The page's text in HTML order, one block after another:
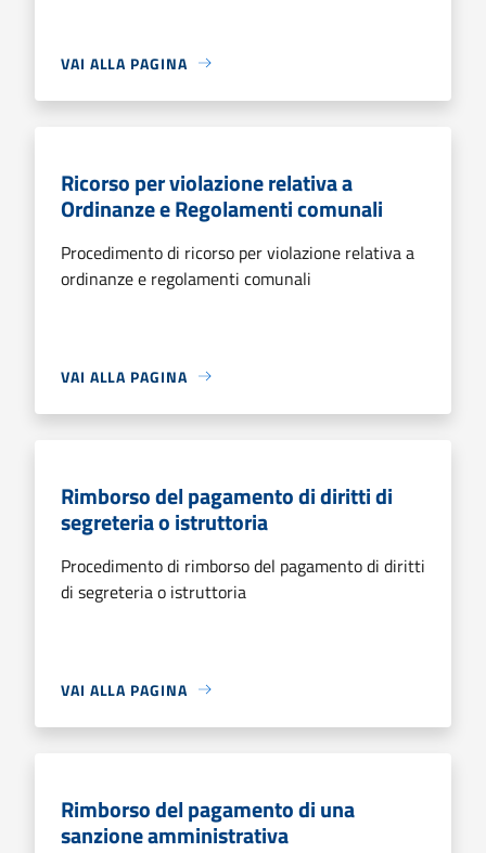
VAI ALLA PAGINA
Ricorso per violazione relativa a
Ordinanze e Regolamenti comunali
Procedimento di ricorso per violazione relativa a
ordinanze e regolamenti comunali
VAI ALLA PAGINA
Rimborso del pagamento di diritti di
segreteria o istruttoria
Procedimento di rimborso del pagamento di diritti
di segreteria o istruttoria
VAI ALLA PAGINA
Rimborso del pagamento di una
sanzione amministrativa